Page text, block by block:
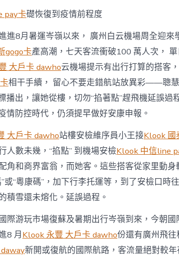
譽
卡
優
惠
機
暑
運
岑
嶺
來
啦
機
場
提
示：
切
勿
“掐
點”
飛
機〉
中
pay卡礎恢復到疫情前程度
進8月暑運岑嶺以來， 廣州白云機場周全迎
gogo卡產高潮，七天客流衝破100 萬人次，
大戶卡 dawho云機場提示有出行打算的搭客
相干手續， 留心不要走錯航站放異彩——聰慧
播出，讓她從樓，切勿“掐著點”趕飛機延誤過
情防控時代，仍須提早做好安康申報。
大戶卡 dawho站樓安檢維序員小王接Klook 國
人數未幾，“掐點” 到機場安檢Klook 中信line
角和商界富翁，而她客。這些搭客從家里動身
或“粵康碼”，加下行李托運等，到了安檢口時
積雪還未熔化。延誤過程。
際游玩市場復蘇及暑期出行岑嶺到來，今朝國
8 月Klook 永豐 大戶卡 dawho份還有廣州飛往
新開或復航的國際航路，客流量絕對較年